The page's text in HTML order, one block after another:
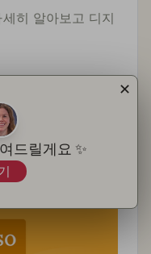
히 알아보고 디지
드릴게요 ✨
✕